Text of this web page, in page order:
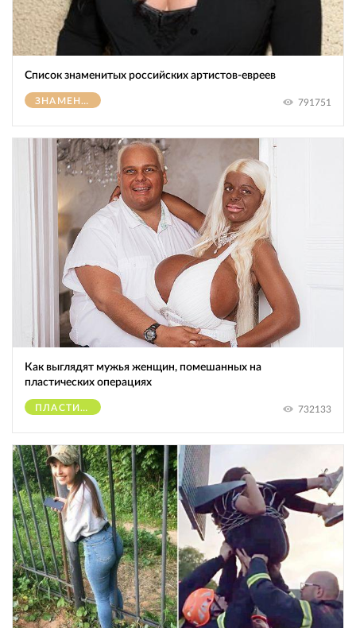
Список знаменитых российских артистов-евреев
ЗНАМЕНИТОСТИ 791751
Как выглядят мужья женщин, помешанных на
пластических операциях
ПЛАСТИЧЕСКИЕ ОПЕРАЦИИ 732133